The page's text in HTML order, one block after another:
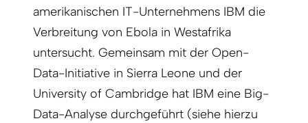
amerikanischen IT-Unternehmens IBM die
Verbreitung von Ebola in Westafrika
untersucht. Gemeinsam mit der Open-
Data-Initiative in Sierra Leone und der
University of Cambridge hat IBM eine Big-
Data-Analyse durchgeführt (siehe hierzu